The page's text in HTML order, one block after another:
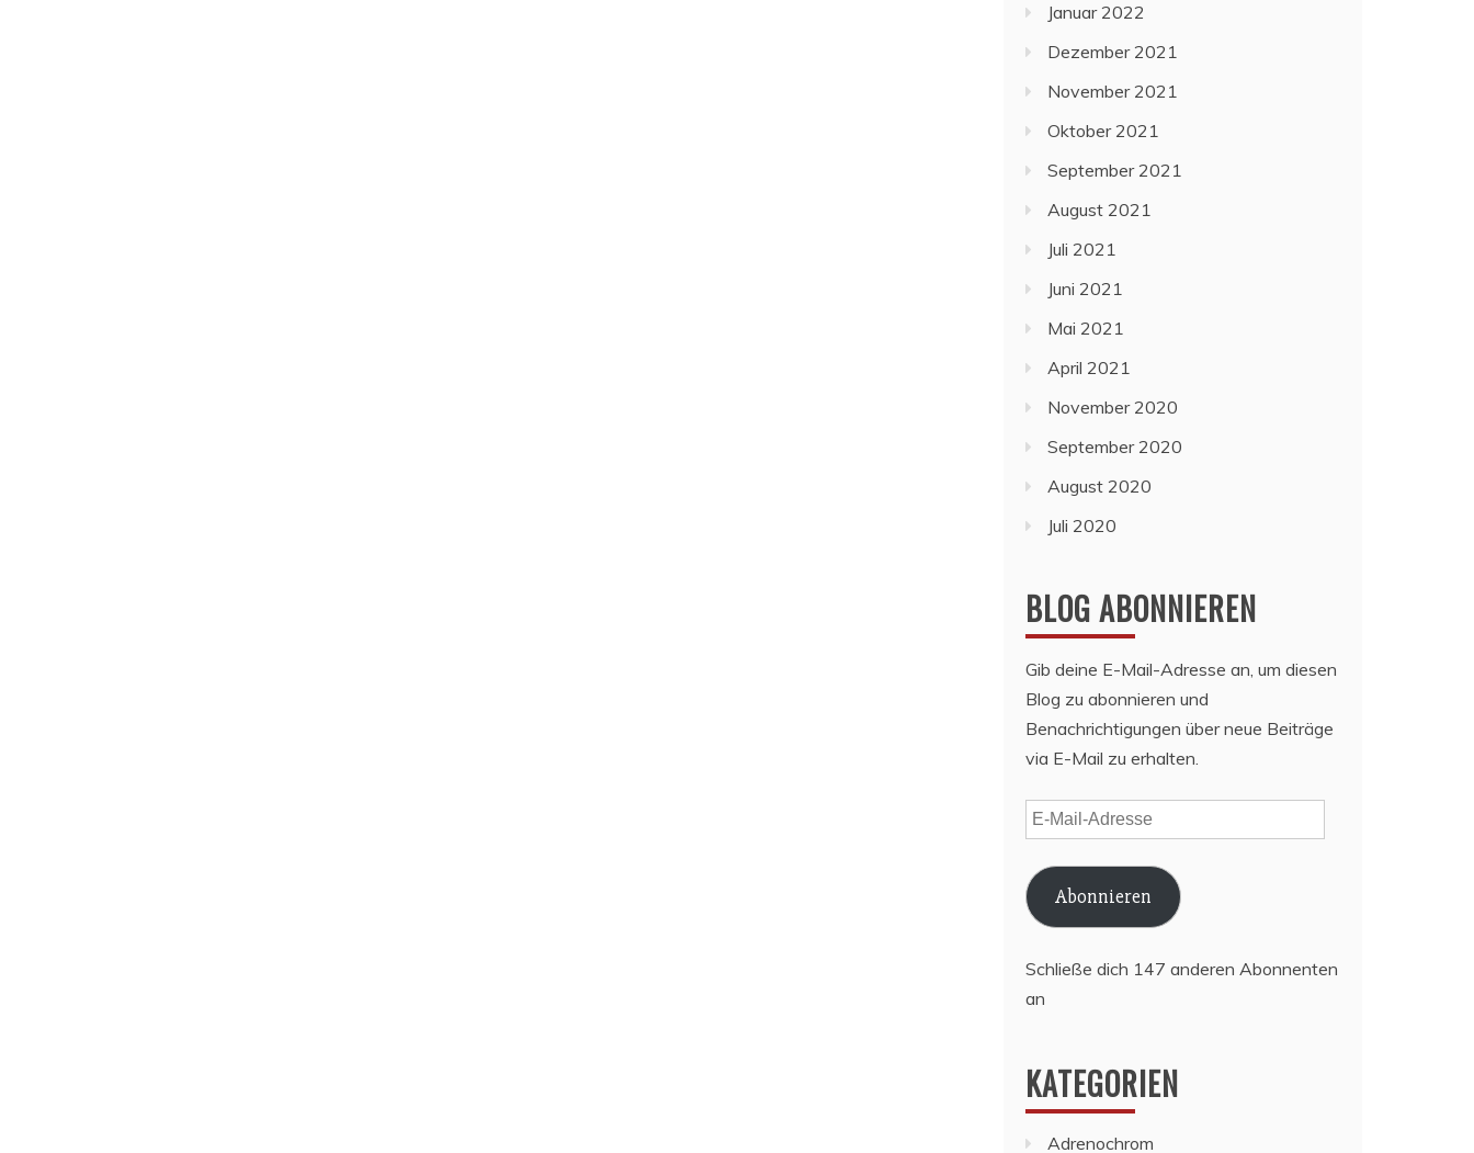
Januar 2022
Dezember 2021
November 2021
Oktober 2021
September 2021
August 2021
Juli 2021
Juni 2021
Mai 2021
April 2021
November 2020
September 2020
August 2020
Juli 2020
BLOG ABONNIEREN
Gib deine E-Mail-Adresse an, um diesen
Blog zu abonnieren und
Benachrichtigungen über neue Beiträge
via E-Mail zu erhalten.
E-
Mail-
Adresse
Abonnieren
Schließe dich 147 anderen Abonnenten
an
KATEGORIEN
Adrenochrom